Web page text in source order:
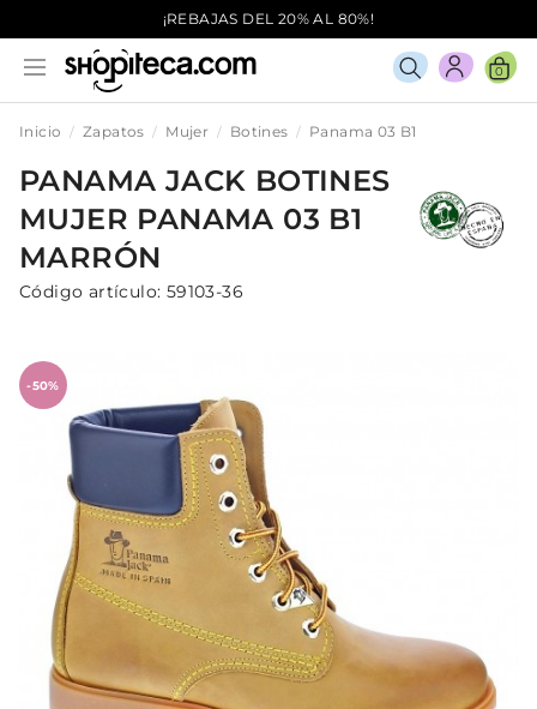
¡REBAJAS DEL 20% AL 80%!
0
Inicio Zapatos Mujer Botines Panama 03 B1
PANAMA JACK BOTINES
MUJER PANAMA 03 B1
MARRÓN
Código artículo: 59103-36
-50%